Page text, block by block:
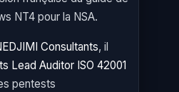
NT4 pour la NSA.
Consultants, il
Lead Auditor ISO 42001
pentests